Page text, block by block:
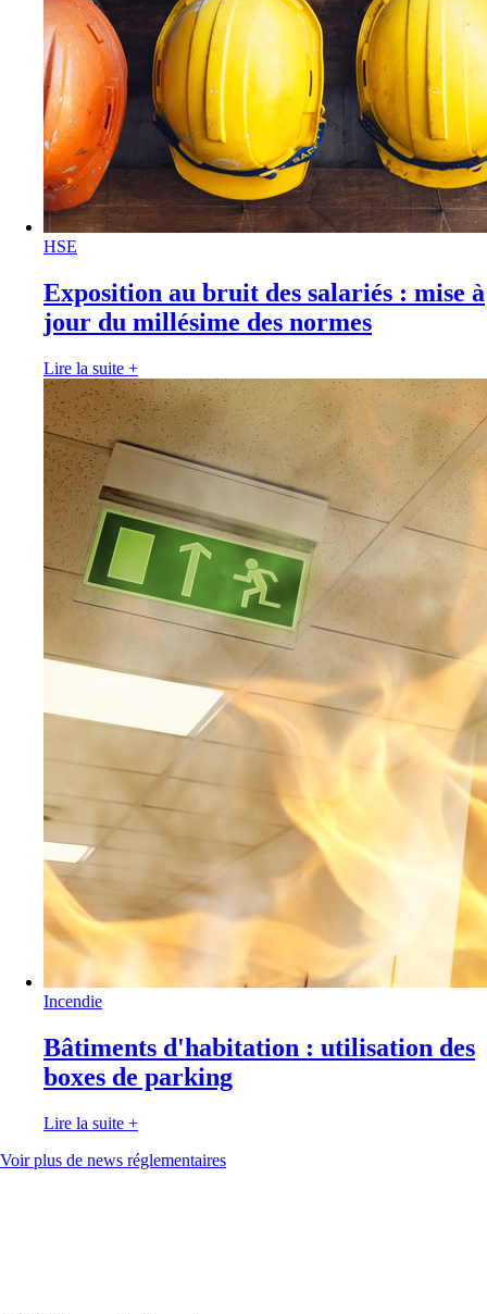
HSE
Exposition au bruit des salariés : mise à
jour du millésime des normes
Lire la suite +
Incendie
Bâtiments d'habitation : utilisation des
boxes de parking
Lire la suite +
Voir plus de news réglementaires